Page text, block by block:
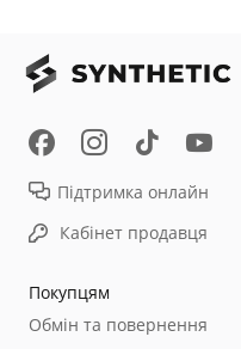
Покупцям
Обмін та повернення
Підтримка онлайн
Кабінет продавця